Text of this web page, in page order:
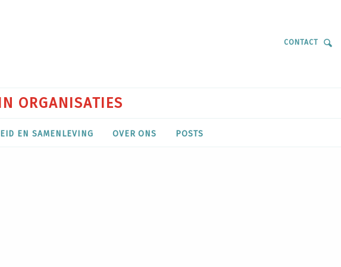
CONTACT
ORGANISATIES
EN SAMENLEVING OVER ONS POSTS